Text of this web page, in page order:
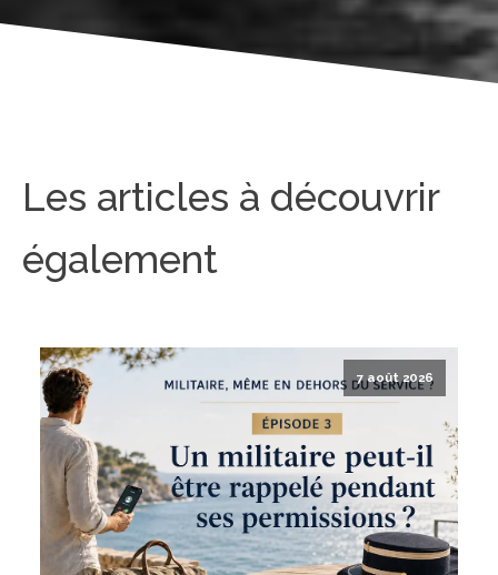
Les articles à découvrir
également
7 août 2026